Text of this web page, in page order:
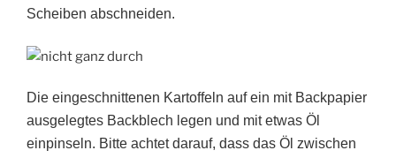
Scheiben abschneiden.
Die eingeschnittenen Kartoffeln auf ein mit Backpapier
ausgelegtes Backblech legen und mit etwas Öl
einpinseln. Bitte achtet darauf, dass das Öl zwischen